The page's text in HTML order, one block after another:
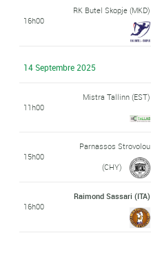
16h00
RK Butel Skopje (MKD)
14 Septembre 2025
11h00
Mistra Tallinn (EST)
15h00
Parnassos Strovolou
(CHY)
16h00
Raimond Sassari (ITA)